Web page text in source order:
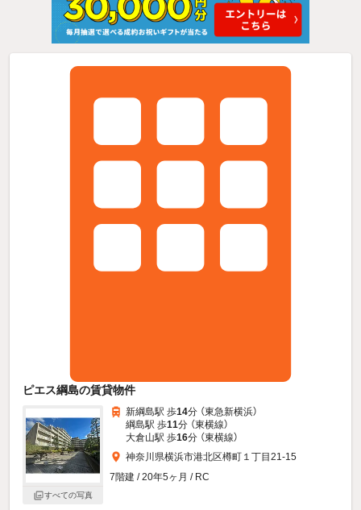
ピエス綱島の賃貸物件
すべての写真
新綱島駅 歩14分 （東急新横浜）
綱島駅 歩11分 （東横線）
大倉山駅 歩16分 （東横線）
神奈川県横浜市港北区樽町１丁目21-15
7階建 / 20年5ヶ月 / RC